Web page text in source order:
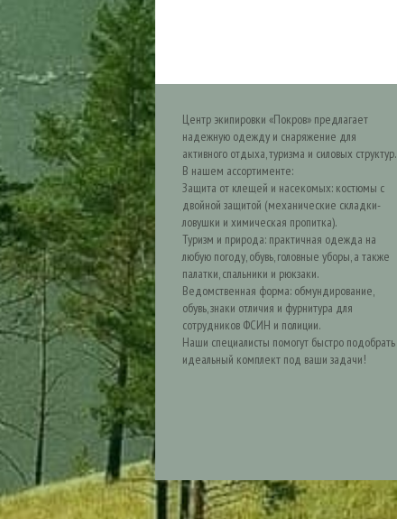
Центр экипировки «Покров» предлагает
надежную одежду и снаряжение для
активного отдыха, туризма и силовых структур.
В нашем ассортименте:
Защита от клещей и насекомых: костюмы с
двойной защитой (механические складки-
ловушки и химическая пропитка).
Туризм и природа: практичная одежда на
любую погоду, обувь, головные уборы, а также
палатки, спальники и рюкзаки.
Ведомственная форма: обмундирование,
обувь, знаки отличия и фурнитура для
сотрудников ФСИН и полиции.
Наши специалисты помогут быстро подобрать
идеальный комплект под ваши задачи!